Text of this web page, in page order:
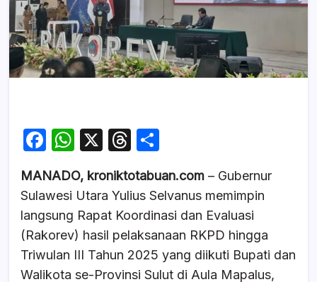
F
c
e
b
o
o
W
at
s
A
p
p
X
T
e
a
d
s
ar
e
MANADO, kroniktotabuan.com – Gubernur
Sulawesi Utara Yulius Selvanus memimpin
langsung Rapat Koordinasi dan Evaluasi
(Rakorev) hasil pelaksanaan RKPD hingga
Triwulan III Tahun 2025 yang diikuti Bupati dan
Walikota se-Provinsi Sulut di Aula Mapalus,